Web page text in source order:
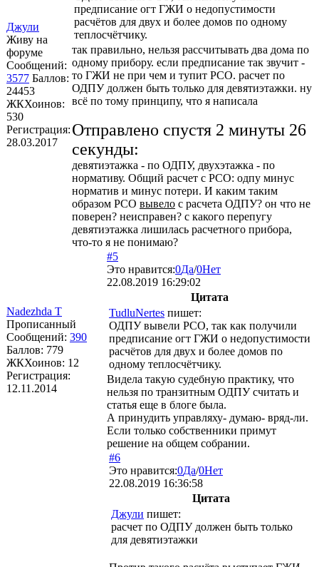
Джули
Живу на
форуме
Сообщений:
3577 Баллов:
24453
ЖКХоинов:
530
Регистрация:
28.03.2017
предписание огт ГЖИ о недопустимости
расчётов для двух и более домов по одному
теплосчётчику.
так правильно, нельзя рассчитывать два дома по
одному прибору. если предписание так звучит -
то ГЖИ не при чем и тупит РСО. расчет по
ОДПУ должен быть только для девятиэтажки. ну
всё по тому принципу, что я написала
Отправлено спустя 2 минуты 26
секунды:
девятиэтажка - по ОДПУ, двухэтажка - по
нормативу. Общий расчет с РСО: одпу минус
норматив и минус потери. И каким таким
образом РСО вывело с расчета ОДПУ? он что не
поверен? неисправен? с какого перепугу
девятиэтажка лишилась расчетного прибора,
что-то я не понимаю?
Nadezhda T
Прописанный
Сообщений: 390
Баллов: 779
ЖКХоинов: 12
Регистрация:
12.11.2014
#5
Это нравится:0Да/0Нет
22.08.2019 16:29:02
Цитата
TudluNertes пишет:
ОДПУ вывели РСО, так как получили
предписание огт ГЖИ о недопустимости
расчётов для двух и более домов по
одному теплосчётчику.
Видела такую судебную практику, что
нельзя по транзитным ОДПУ считать и
статья еще в блоге была.
А принудить управляху- думаю- вряд-ли.
Если только собственники примут
решение на общем собрании.
#6
Это нравится:0Да/0Нет
22.08.2019 16:36:58
Цитата
Джули пишет:
расчет по ОДПУ должен быть только
для девятиэтажки